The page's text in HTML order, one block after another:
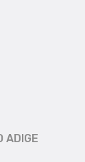
ADIGE